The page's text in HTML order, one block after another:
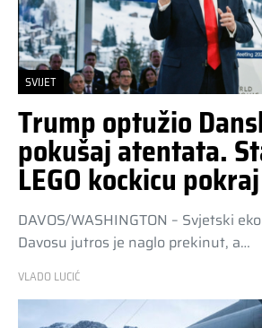
SVIJET
Trump optužio
pokušaj atentata.
LEGO kockicu
DAVOS/WASHINGTON – Svjetski
Davosu jutros je naglo prekinut, a…
VLADO LUCIĆ